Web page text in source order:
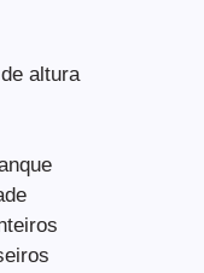
altura